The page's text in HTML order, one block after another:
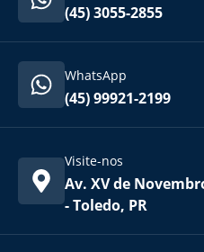
(45) 3055-2855
WhatsApp
(45) 99921-2199
Visite-nos
Av. XV de
- Toledo, PR